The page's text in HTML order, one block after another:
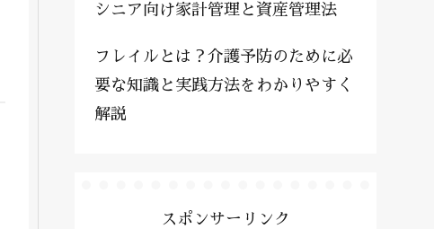
シニア向け家計管理と資産管理法
フレイルとは？介護予防のために必
要な知識と実践方法をわかりやすく
解説
スポンサーリンク